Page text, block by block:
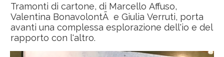
Tramonti di cartone, di Marcello Affuso,
Valentina BonavolontÃ e Giulia Verruti, porta
avanti una complessa esplorazione dell'io e del
rapporto con l'altro.